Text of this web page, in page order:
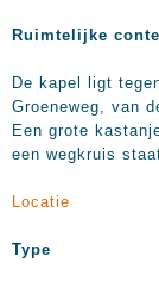
Ruimtelijke
De kapel ligt
Groeneweg, van
Een grote
een wegkruis
Locatie
Type